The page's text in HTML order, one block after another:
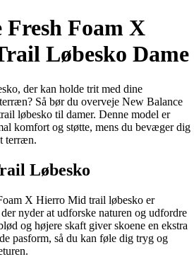
Fresh Foam X
Løbesko Dame
der kan holde trit med dine
Så bør du overveje New Balance
løbesko til damer. Denne model er
komfort og støtte, mens du bevæger dig
terræn.
Løbesko
X Hierro Mid trail løbesko er
nyder at udforske naturen og udfordre
og højere skaft giver skoene en ekstra
pasform, så du kan føle dig tryg og